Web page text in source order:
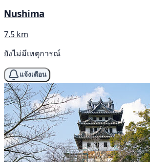
Nushima
7.5 km
ยังไม่มีเหตุการณ์
แจ้งเตือน